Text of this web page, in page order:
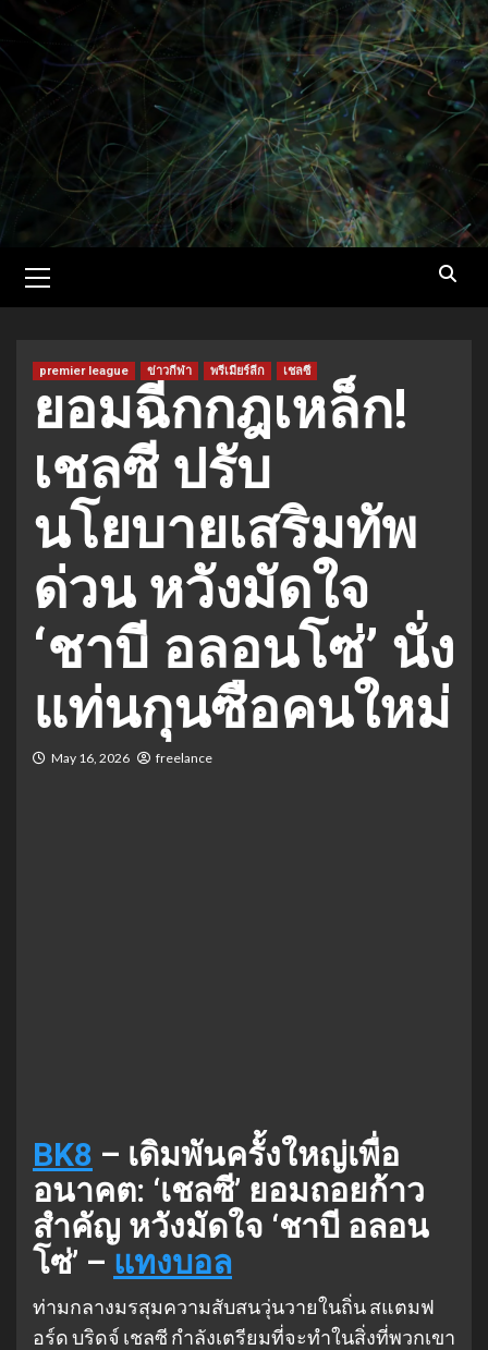
Skip
content
Menu
premier league ข่าวกีฬา พรีเมียร์ลีก เชลซี
ยอมฉีกกฎเหล็ก!
เชลซี ปรับ
นโยบายเสริมทัพ
ด่วน หวังมัดใจ
‘ชาบี อลอนโซ่’ นั่ง
แท่นกุนซือคนใหม่
May 16, 2026 freelance
BK8 – เดิมพันครั้งใหญ่เพื่อ
อนาคต: ‘เชลซี’ ยอมถอยก้าว
สำคัญ หวังมัดใจ ‘ชาบี อลอน
โซ่’ – แทงบอล
ท่ามกลางมรสุมความสับสนวุ่นวายในถิ่น สแตมฟ
อร์ด บริดจ์ เชลซี กำลังเตรียมที่จะทำในสิ่งที่พวกเขา